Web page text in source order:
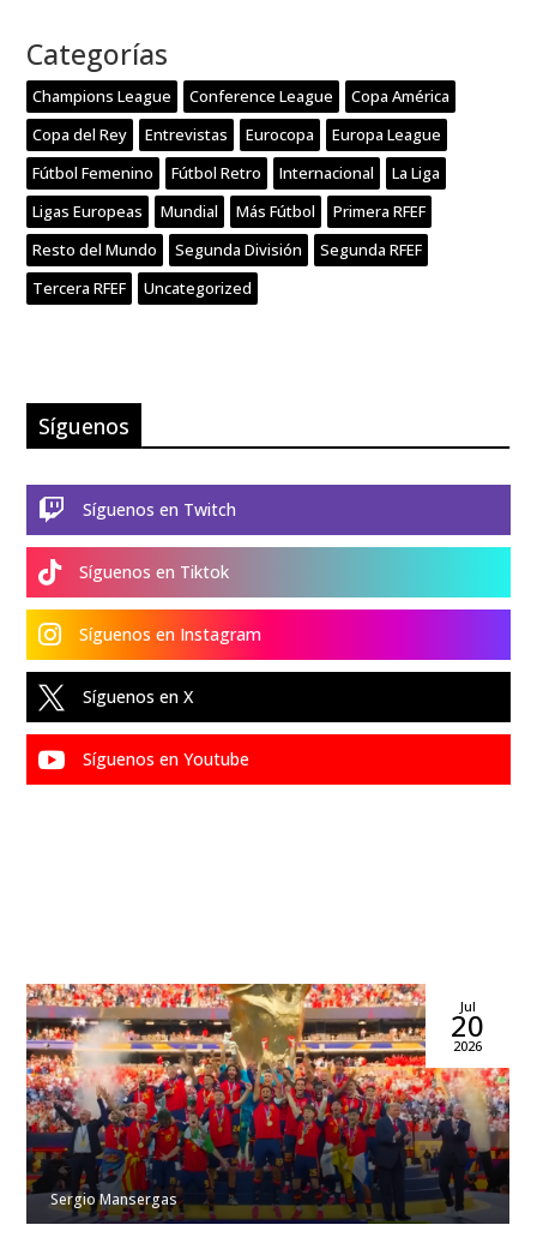
Categorías
Champions League Conference League
Copa América
Copa del Rey
Entrevistas Eurocopa
Europa League
Fútbol Femenino
Fútbol Retro Internacional
La Liga
Ligas Europeas
Mundial Más Fútbol
Primera RFEF
Resto del Mundo
Segunda División
Segunda RFEF
Tercera RFEF
Uncategorized
Síguenos
 Síguenos en Twitch
 Síguenos en Tiktok
 Síguenos en Instagram
 Síguenos en X
 Síguenos en Youtube
Sergio Mansergas
Jul
20
2026